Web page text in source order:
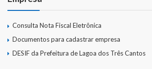
Consulta Nota Fiscal Eletrônica
Documentos para cadastrar empresa
DESIF da Prefeitura de Lagoa dos Três Cantos